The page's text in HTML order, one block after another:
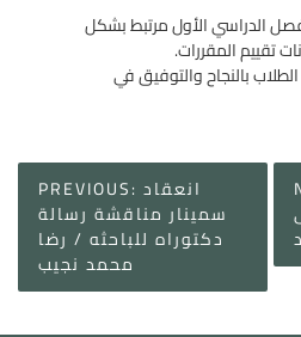
الدراسي الأول مرتبط بشكل
تقييم المقررات.
بالنجاح والتوفيق في
Post
navigation
PREVIOUS: انعقاد
سمينار مناقشة رسالة
دكتوراه للباحثه / رضا
محمد نجيب